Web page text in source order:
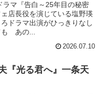
マ『告白～25年目の秘密
店長役を演じている塩野瑛
ドラマ出演がひっきりなし
も あの...
2026.07.10